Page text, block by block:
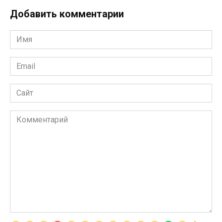
Добавить комментарии
Имя
*
Email
*
Сайт
Комментарий